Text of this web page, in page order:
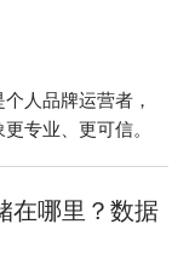
人品牌运营者，
专业、更可信。
在哪里？数据